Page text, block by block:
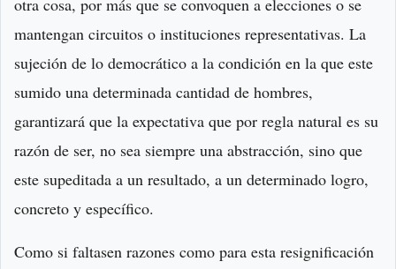
otra cosa, por más que se convoquen a elecciones o se
mantengan circuitos o instituciones representativas. La
sujeción de lo democrático a la condición en la que este
sumido una determinada cantidad de hombres,
garantizará que la expectativa que por regla natural es su
razón de ser, no sea siempre una abstracción, sino que
este supeditada a un resultado, a un determinado logro,
concreto y específico.
Como si faltasen razones como para esta resignificación